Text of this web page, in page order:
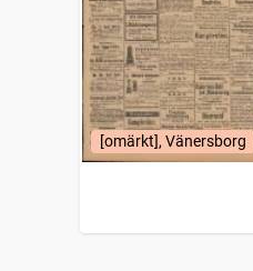
[omärkt], Vänersborg